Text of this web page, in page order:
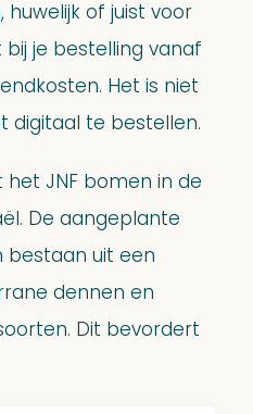
of juist voor
je bestelling vanaf
Het is niet
digitaal te bestellen.
JNF bomen in de
De aangeplante
bestaan uit een
dennen en
Dit bevordert